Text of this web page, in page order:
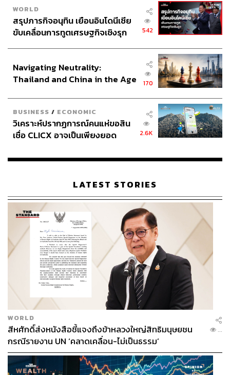
WORLD
สรุปภารกิจอนุทิน เยือนอินโดนีเซีย
ขับเคลื่อนการทูตเศรษฐกิจเชิงรุก
542
Navigating Neutrality:
Thailand and China in the Age
170
BUSINESS / ECONOMIC
วิเคราะห์ปรากฏการณ์คนแห่ขอสิน
เชื่อ CLICX อาจเป็นเพียงยอด
เรือนไทยที่ถูกซุกไว้
2.6K
LATEST STORIES
WORLD
สีหศักดิ์ส่งหนังสือชี้แจงถึงข้าหลวงใหญ่สิทธิมนุษยชน
กรณีรายงาน UN ‘คลาดเคลื่อน-ไม่เป็นธรรม’
...